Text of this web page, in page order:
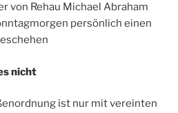
von Rehau Michael Abraham
persönlich einen
nicht
ist nur mit vereinten